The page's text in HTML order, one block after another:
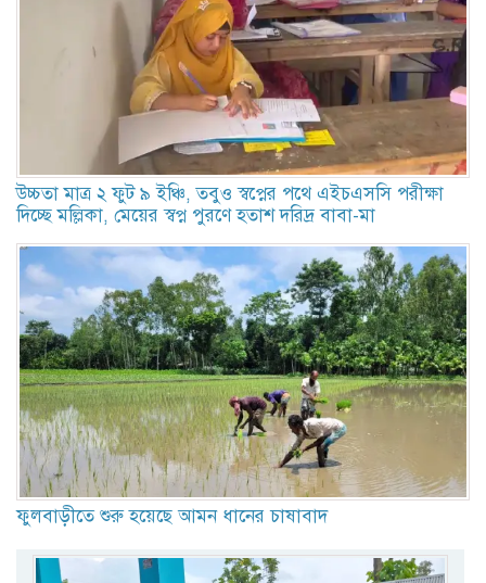
উচ্চতা মাত্র ২ ফুট ৯ ইঞ্চি, তবুও স্বপ্নের পথে এইচএসসি পরীক্ষা
দিচ্ছে মল্লিকা, মেয়ের স্বপ্ন পুরণে হতাশ দরিদ্র বাবা-মা
ফুলবাড়ীতে শুরু হয়েছে আমন ধানের চাষাবাদ